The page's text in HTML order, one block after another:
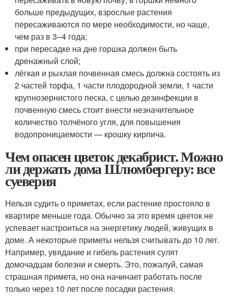
больше предыдущих, взрослые растения
пересаживаются по мере необходимости, но чаще,
чем раз в 3–4 года;
при пересадке на дне горшка должен быть
дренажный слой;
лёгкая и рыхлая почвенная смесь должна состоять из
2 частей торфа, 1 части плодородной земли, 1 части
крупнозернистого песка, с целью дезинфекции в
почвенную смесь стоит внести незначительное
количество толчёного угля, для повышения
водопроницаемости — крошку кирпича.
Чем опасен цветок декабрист. Можно
ли держать дома Шлюмбергеру: все
суеверия
Нельзя судить о приметах, если растение простояло в
квартире меньше года. Обычно за это время цветок не
успевает настроиться на энергетику людей, живущих в
доме. А некоторые приметы нельзя считывать до 10 лет.
Например, увядание и гибель растения сулят
домочадцам болезни и смерть. Это, пожалуй, самая
страшная примета, но она начинает работать после
только через 10 лет после посадки растения.